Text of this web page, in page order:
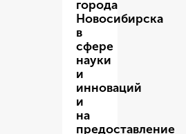
города
Новосибирска
в
сфере
науки
и
инноваций
и
на
предоставление